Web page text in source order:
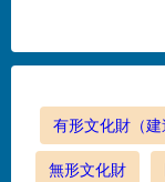
有形文化財（建
無形文化財